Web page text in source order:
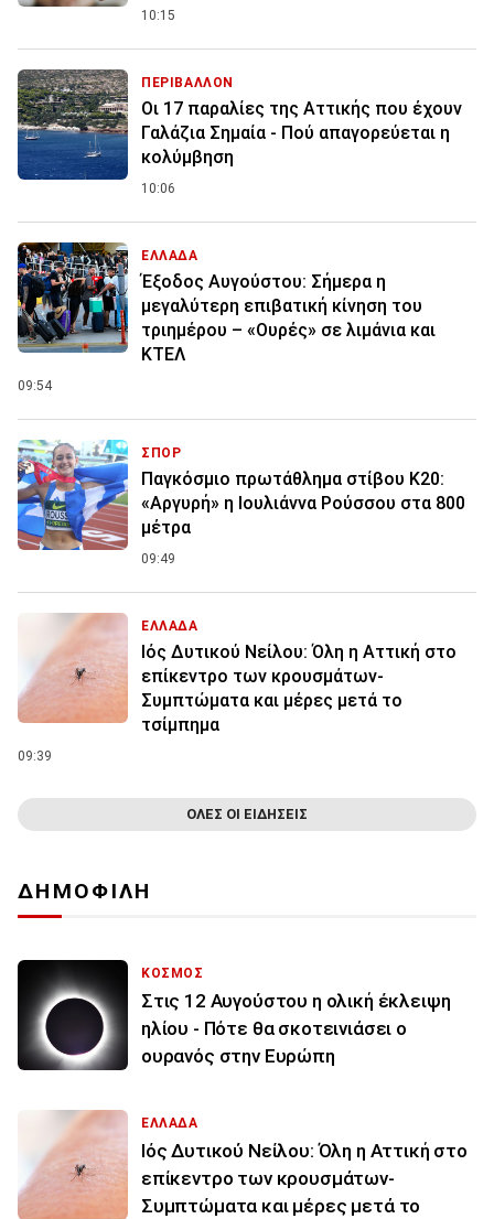
10:15
ΠΕΡΙΒΑΛΛΟΝ
Οι 17 παραλίες της Αττικής που έχουν
Γαλάζια Σημαία - Πού απαγορεύεται η
κολύμβηση
10:06
ΕΛΛΑΔΑ
Έξοδος Αυγούστου: Σήμερα η
μεγαλύτερη επιβατική κίνηση του
τριημέρου – «Ουρές» σε λιμάνια και
ΚΤΕΛ
09:54
ΣΠΟΡ
Παγκόσμιο πρωτάθλημα στίβου Κ20:
«Αργυρή» η Ιουλιάννα Ρούσσου στα 800
μέτρα
09:49
ΕΛΛΑΔΑ
Ιός Δυτικού Νείλου: Όλη η Αττική στο
επίκεντρο των κρουσμάτων-
Συμπτώματα και μέρες μετά το
τσίμπημα
09:39
ΟΛΕΣ ΟΙ ΕΙΔΗΣΕΙΣ
ΔΗΜΟΦΙΛΗ
ΚΟΣΜΟΣ
Στις 12 Αυγούστου η ολική έκλειψη
ηλίου - Πότε θα σκοτεινιάσει ο
ουρανός στην Ευρώπη
ΕΛΛΑΔΑ
Ιός Δυτικού Νείλου: Όλη η Αττική στο
επίκεντρο των κρουσμάτων-
Συμπτώματα και μέρες μετά το